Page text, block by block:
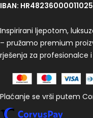
IBAN:
Inspirirani ljepotom,
– pružamo premium
rješenja za profesionalce
Plaćanje se vrši putem